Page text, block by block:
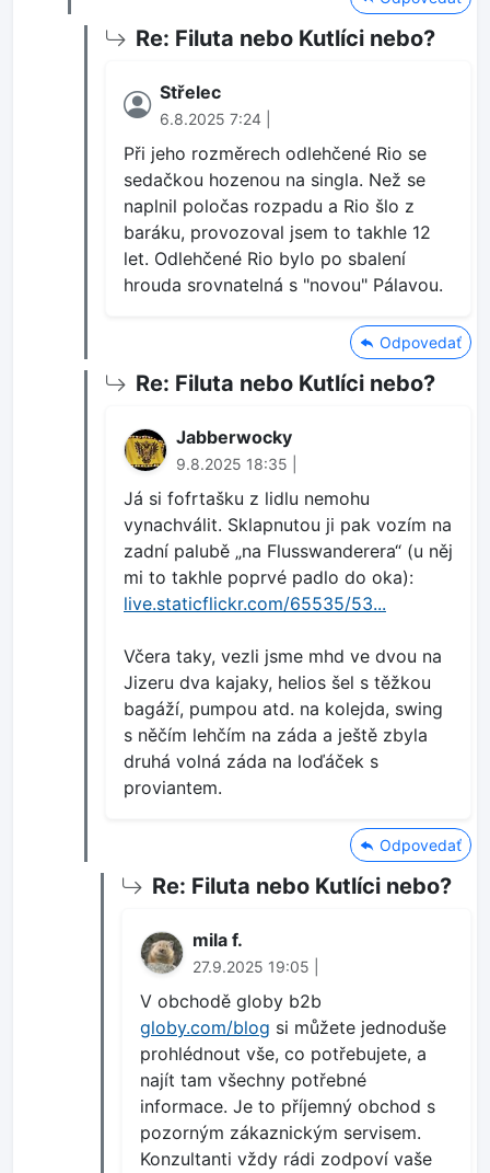
Re: Filuta nebo Kutlíci nebo?
Střelec
6.8.2025 7:24 |
Při jeho rozměrech odlehčené Rio se
sedačkou hozenou na singla. Než se
naplnil poločas rozpadu a Rio šlo z
baráku, provozoval jsem to takhle 12
let. Odlehčené Rio bylo po sbalení
hrouda srovnatelná s "novou" Pálavou.
Odpovedať
Re: Filuta nebo Kutlíci nebo?
Jabberwocky
9.8.2025 18:35 |
Já si fofrtašku z lidlu nemohu
vynachválit. Sklapnutou ji pak vozím na
zadní palubě „na Flusswanderera“ (u něj
mi to takhle poprvé padlo do oka):
live.staticflickr.com/65535/53...
Včera taky, vezli jsme mhd ve dvou na
Jizeru dva kajaky, helios šel s těžkou
bagáží, pumpou atd. na kolejda, swing
s něčím lehčím na záda a ještě zbyla
druhá volná záda na loďáček s
proviantem.
Odpovedať
Re: Filuta nebo Kutlíci nebo?
mila f.
27.9.2025 19:05 |
V obchodě globy b2b
globy.com/blog si můžete jednoduše
prohlédnout vše, co potřebujete, a
najít tam všechny potřebné
informace. Je to příjemný obchod s
pozorným zákaznickým servisem.
Konzultanti vždy rádi zodpoví vaše